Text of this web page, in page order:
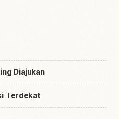
Diajukan
Terdekat